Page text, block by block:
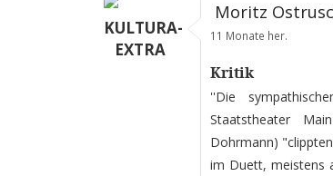
KULTURA-
EXTRA
Moritz
11 Monate her.
Kritik
''Die
Staatstheater
Dohrmann)
im Duett, meistens